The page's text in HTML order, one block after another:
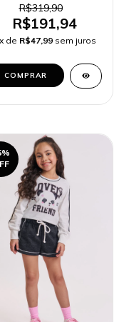
R$319,90
R$191,94
x de R$47,99 sem juros
COMPRAR
%